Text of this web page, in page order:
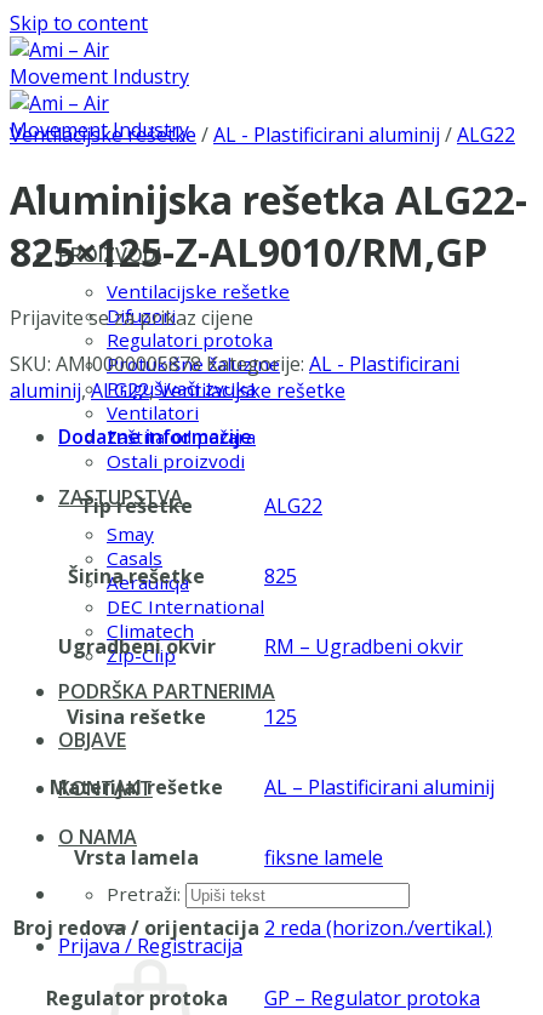
Skip to content
PROIZVODI
Ventilacijske rešetke
Difuzori
Regulatori protoka
Protukišne žaluzine
Prigušivači zvuka
Ventilatori
Zaštita od požara
Ostali proizvodi
ZASTUPSTVA
Smay
Casals
Aerauliqa
DEC International
Climatech
Zip-Clip
PODRŠKA PARTNERIMA
OBJAVE
KONTAKT
O NAMA
Pretraži:
Prijava / Registracija
Ventilacijske rešetke /AL - Plastificirani aluminij /ALG22
Aluminijska rešetka ALG22-
825×125-Z-AL9010/RM,GP
Prijavite se za prikaz cijene
SKU: AMI0000005878 Kategorije: AL - Plastificirani
aluminij,ALG22,Ventilacijske rešetke
Dodatne informacije
Tip rešetke ALG22
Širina rešetke 825
Ugradbeni okvir RM – Ugradbeni okvir
Visina rešetke 125
Materijal rešetke AL – Plastificirani aluminij
Vrsta lamela fiksne lamele
Broj redova / orijentacija 2 reda (horizon./vertikal.)
Regulator protoka GP – Regulator protoka